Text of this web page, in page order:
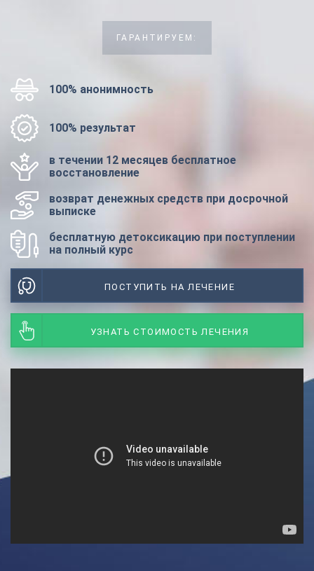
ГАРАНТИРУЕМ:
100% анонимность
100% результат
в течении 12 месяцев бесплатное
восстановление
возврат денежных средств при досрочной
выписке
бесплатную детоксикацию при поступлении
на полный курс
ПОСТУПИТЬ НА ЛЕЧЕНИЕ
УЗНАТЬ СТОИМОСТЬ ЛЕЧЕНИЯ